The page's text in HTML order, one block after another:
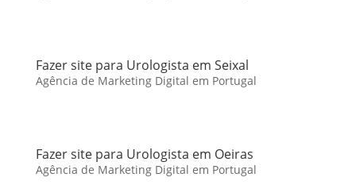
Fazer site para Urologista em Seixal
Agência de Marketing Digital em Portugal
Fazer site para Urologista em Oeiras
Agência de Marketing Digital em Portugal